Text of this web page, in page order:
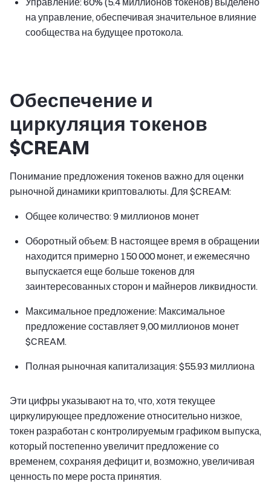
на управление, обеспечивая значительное влияние
сообщества на будущее протокола.
Обеспечение и
циркуляция токенов
$CREAM
Понимание предложения токенов важно для оценки
рыночной динамики криптовалюты. Для $CREAM:
Общее количество: 9 миллионов монет
Оборотный объем: В настоящее время в обращении
находится примерно 150 000 монет, и ежемесячно
выпускается еще больше токенов для
заинтересованных сторон и майнеров ликвидности.
Максимальное предложение: Максимальное
предложение составляет 9,00 миллионов монет
$CREAM.
Полная рыночная капитализация: $55.93 миллиона
Эти цифры указывают на то, что, хотя текущее
циркулирующее предложение относительно низкое,
токен разработан с контролируемым графиком выпуска,
который постепенно увеличит предложение со
временем, сохраняя дефицит и, возможно, увеличивая
ценность по мере роста принятия.